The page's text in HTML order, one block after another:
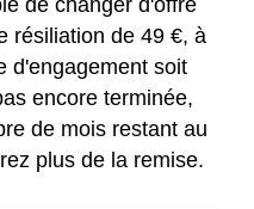
de changer d'offre
résiliation de 49 €, à
d'engagement soit
encore terminée,
de mois restant au
plus de la remise.